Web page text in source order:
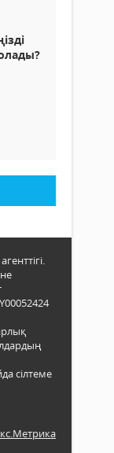
сілтеме